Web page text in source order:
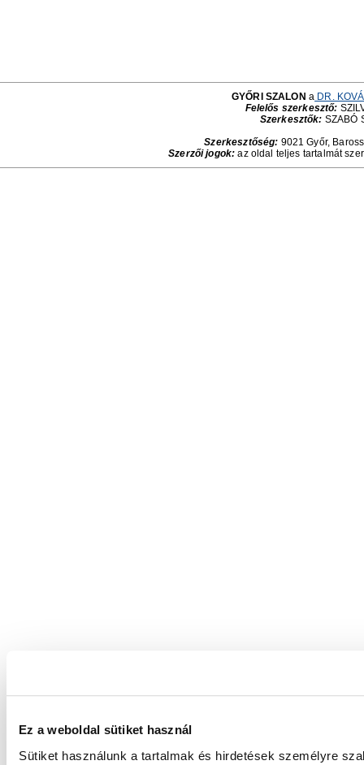
Ez a weboldal sütiket használ
Sütiket használunk a tartalmak és hirdetések személyre
GYŐRI SZALON a DR.
Felelős szerkesztő:
Szerkesztők: SZABÓ
Szerkesztőség: 9021 Győr,
Szerzői jogok: az oldal teljes tartalmát